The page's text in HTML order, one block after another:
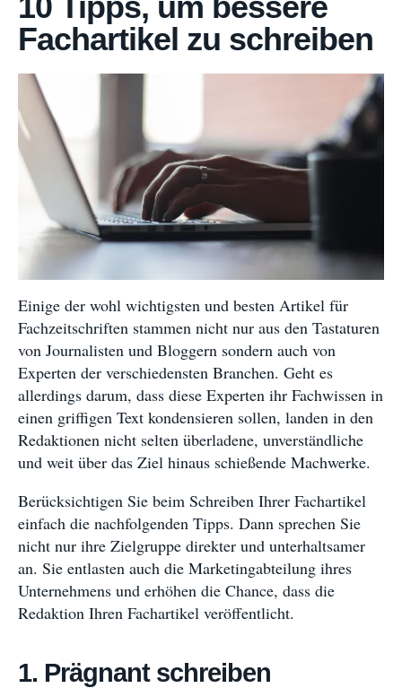
Fachartikel zu schreiben
Einige der wohl wichtigsten und besten Artikel für
Fachzeitschriften stammen nicht nur aus den Tastaturen
von Journalisten und Bloggern sondern auch von
Experten der verschiedensten Branchen. Geht es
allerdings darum, dass diese Experten ihr Fachwissen in
einen griffigen Text kondensieren sollen, landen in den
Redaktionen nicht selten überladene, unverständliche
und weit über das Ziel hinaus schießende Machwerke.
Berücksichtigen Sie beim Schreiben Ihrer Fachartikel
einfach die nachfolgenden Tipps. Dann sprechen Sie
nicht nur ihre Zielgruppe direkter und unterhaltsamer
an. Sie entlasten auch die Marketingabteilung ihres
Unternehmens und erhöhen die Chance, dass die
Redaktion Ihren Fachartikel veröffentlicht.
1. Prägnant schreiben